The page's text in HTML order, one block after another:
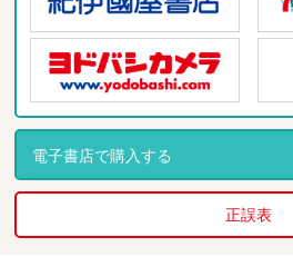
電子書店で購入する
正誤表